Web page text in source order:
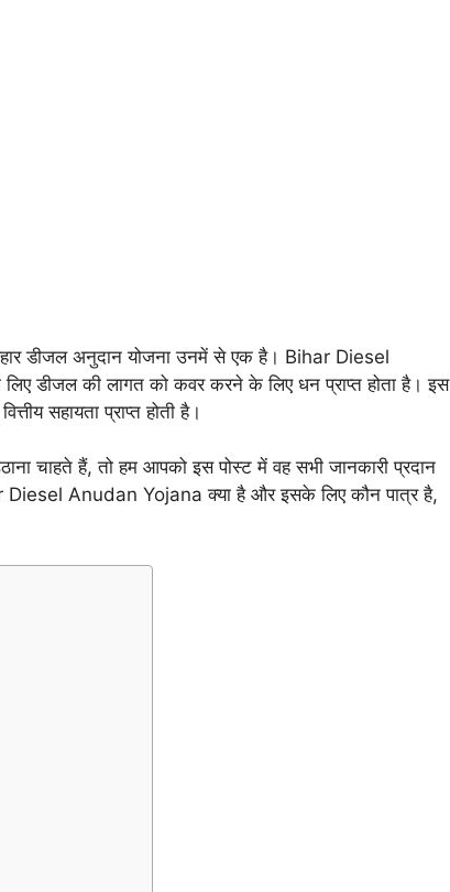
डीजल अनुदान योजना उनमें से एक है। Bihar Diesel
डीजल की लागत को कवर करने के लिए धन प्राप्त होता है। इस
सहायता प्राप्त होती है।
चाहते हैं, तो हम आपको इस पोस्ट में वह सभी जानकारी प्रदान
Anudan Yojana क्या है और इसके लिए कौन पात्र है,